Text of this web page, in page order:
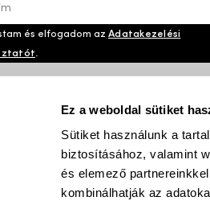
Ez a weboldal sütiket
Sütiket használunk a
biztosításához, valamint
és elemező
kombinálhatják az
és elfogadom az Adatakezelési
.